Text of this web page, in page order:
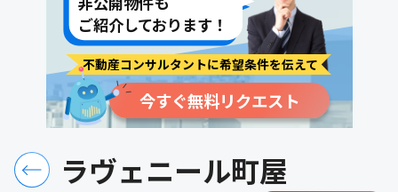
今すぐ無料リクエスト
不動産コンサルタントに希望条件を伝えて
ラヴェニール町屋